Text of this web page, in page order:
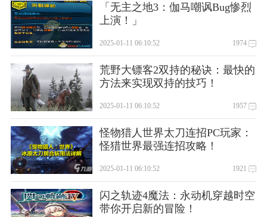
「无主之地3：伽马嘲讽Bug惨烈
上演！」
2025-01-11 06:10:52 1974
荒野大镖客2双持的秘诀：最快的
方法来实现双持的技巧！
2025-01-11 06:10:52 1957
怪物猎人世界太刀连招PC玩家：
怪猎世界最强连招攻略！
2025-01-11 06:10:52 1921
闪之轨迹4魔法：永动机穿越时空
带你开启新的冒险！